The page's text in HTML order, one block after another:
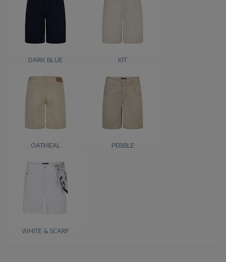
DARK BLUE KIT
OATMEAL PEBBLE
WHITE & SCARF